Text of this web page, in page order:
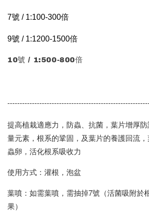
7號 / 1:100-300倍
9號 / 1:1200-1500倍
10號 / 1:500-800倍
提高植栽適應力，防蟲、抗菌，葉片增厚
量元素，根系的鞏固，及葉片的養護回流
蟲卵，活化根系吸收力
使用方式：灌根，泡盆
葉噴：如需葉噴，需抽掉7號（活菌吸附於
果）